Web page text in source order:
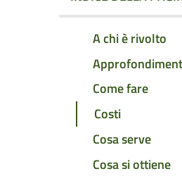
A chi è rivolto
Come fare
Costi
Cosa serve
Cosa si ottiene